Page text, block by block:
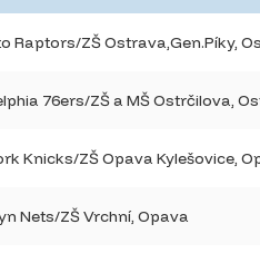
Raptors/ZŠ Ostrava,Gen.Píky,
76ers/ZŠ a MŠ Ostrčilova,
Knicks/ZŠ Opava Kylešovice,
Nets/ZŠ Vrchní, Opava